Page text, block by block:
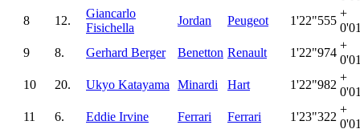
8
12.
Giancarlo
Fisichella
Jordan Peugeot 1'22"555
+
9
8. Gerhard Berger Benetton Renault 1'22"974
+
10
20. Ukyo Katayama Minardi Hart 1'22"982
+
11
6. Eddie Irvine Ferrari Ferrari 1'23"322
+